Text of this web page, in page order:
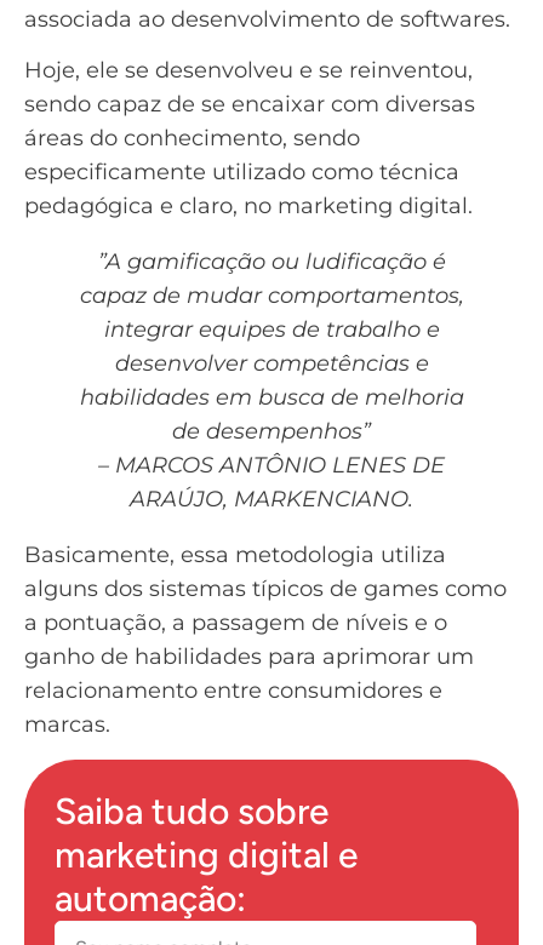
associada ao desenvolvimento de softwares.
Hoje, ele se desenvolveu e se reinventou,
sendo capaz de se encaixar com diversas
áreas do conhecimento, sendo
especificamente utilizado como técnica
pedagógica e claro, no marketing digital.
⁠”A gamificação ou ludificação é
capaz de mudar comportamentos,
integrar equipes de trabalho e
desenvolver competências e
habilidades em busca de melhoria
de desempenhos”
– MARCOS ANTÔNIO LENES DE
ARAÚJO, MARKENCIANO.
Basicamente, essa metodologia utiliza
alguns dos sistemas típicos de games como
a pontuação, a passagem de níveis e o
ganho de habilidades para aprimorar um
relacionamento entre consumidores e
marcas.
Saiba tudo sobre
marketing digital e
automação: